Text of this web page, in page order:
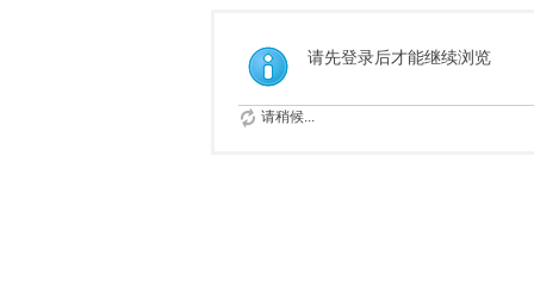
请先登录后才能继续浏览
请稍候...